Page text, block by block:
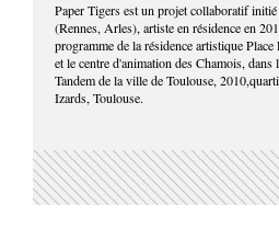
Paper Tigers est un projet collaboratif
(Rennes, Arles), artiste en résidence en
programme de la résidence artistique
et le centre d'animation des Chamois, dans
Tandem de la ville de Toulouse,
Izards, Toulouse.